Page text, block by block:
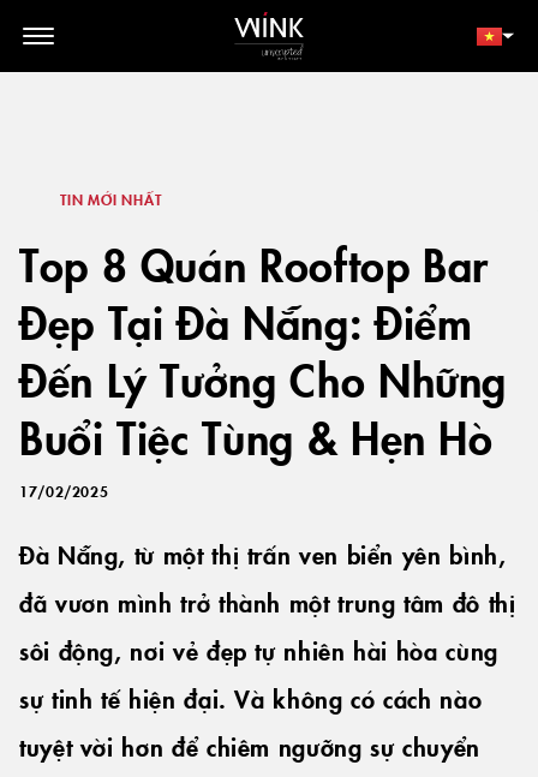
// toolbar-mobile position-fixed bottom-0 left-0 z-30 w-full
d-block d-lg-none
TIN MỚI NHẤT
Top 8 Quán Rooftop Bar
Đẹp Tại Đà Nẵng: Điểm
Đến Lý Tưởng Cho Những
Buổi Tiệc Tùng & Hẹn Hò
17/02/2025
Đà Nẵng, từ một thị trấn ven biển yên bình,
đã vươn mình trở thành một trung tâm đô thị
sôi động, nơi vẻ đẹp tự nhiên hài hòa cùng
sự tinh tế hiện đại. Và không có cách nào
tuyệt vời hơn để chiêm ngưỡng sự chuyển